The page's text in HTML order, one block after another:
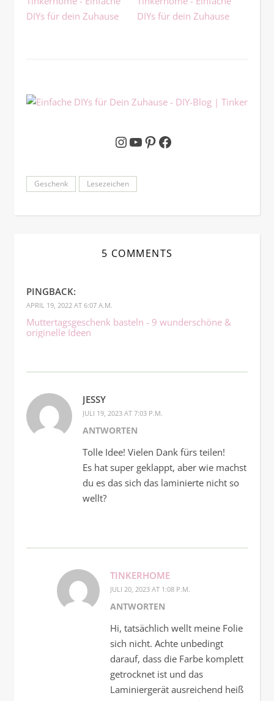
Instagram
YouTube
Pinterest
Facebook
Geschenk Lesezeichen
5 COMMENTS
PINGBACK:
APRIL 19, 2022 AT 6:07 A.M.
Muttertagsgeschenk basteln - 9 wunderschöne &
originelle Ideen
JESSY
JULI 19, 2023 AT 7:03 P.M.
ANTWORTEN
Tolle Idee! Vielen Dank fürs teilen!
Es hat super geklappt, aber wie machst
du es das sich das laminierte nicht so
wellt?
TINKERHOME
JULI 20, 2023 AT 1:08 P.M.
ANTWORTEN
Hi, tatsächlich wellt meine Folie
sich nicht. Achte unbedingt
darauf, dass die Farbe komplett
getrocknet ist und das
Laminiergerät ausreichend heiß